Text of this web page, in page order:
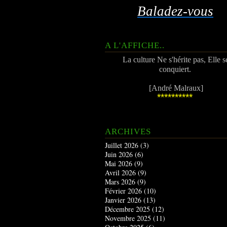
Baladez-vous
A L'AFFICHE..
La culture Ne s'hérite pas, Elle
conquiert.
[André Malraux]
**********
ARCHIVES
Juillet 2026 (3)
Juin 2026 (6)
Mai 2026 (9)
Avril 2026 (9)
Mars 2026 (9)
Février 2026 (10)
Janvier 2026 (13)
Décembre 2025 (12)
Novembre 2025 (11)